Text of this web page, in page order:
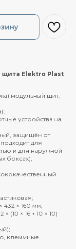
щита Elektro Plast
модульный щит;
устройства на
защищён от
для
и для наружной
боксах);
432 × 160 мм;
(10 × 16 + 10 × 10)
клеммные